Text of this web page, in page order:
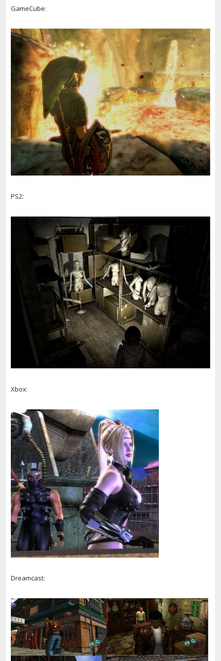
GameCube:
PS2:
Xbox:
Dreamcast: